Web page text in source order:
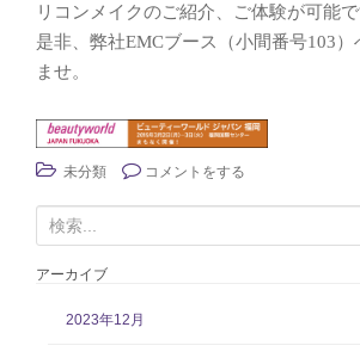
リコンメイクのご紹介、ご体験が可能で
是非、弊社EMCブース（小間番号103
ませ。
未分類 コメントをする
アーカイブ
2023年12月